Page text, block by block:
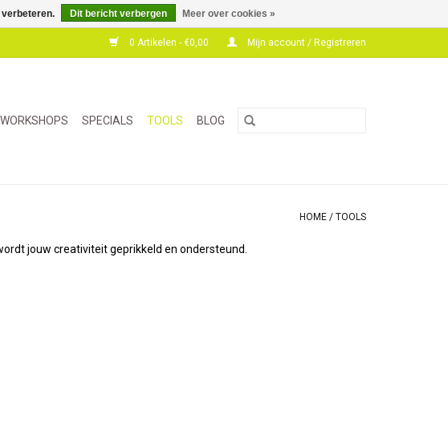
0 Artikelen - €0,00 Mijn account / Registreren
WORKSHOPS SPECIALS TOOLS BLOG
HOME / TOOLS
jouw creativiteit geprikkeld en ondersteund.
verbeteren. Dit bericht verbergen Meer over cookies »